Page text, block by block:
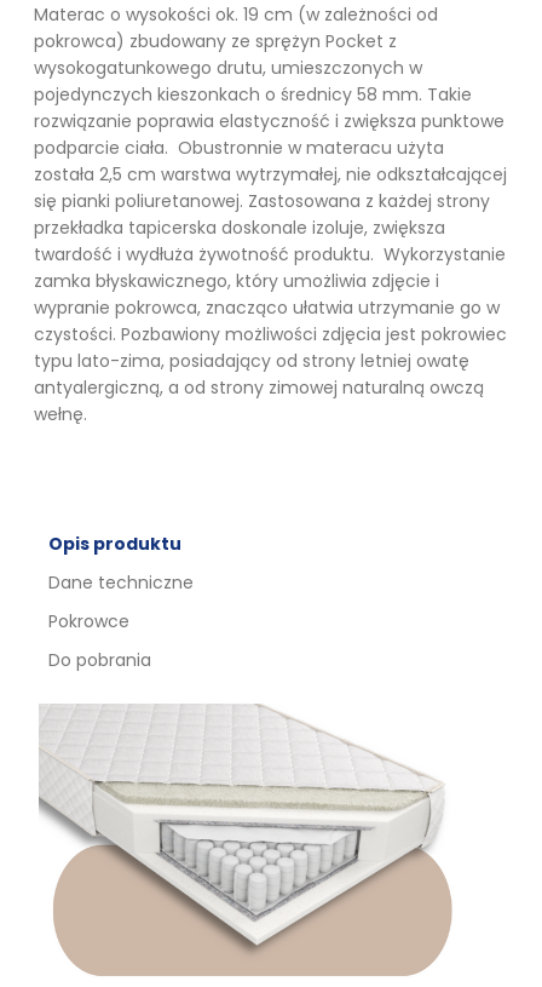
Materac o wysokości ok. 19 cm (w zależności od
pokrowca) zbudowany ze sprężyn Pocket z
wysokogatunkowego drutu, umieszczonych w
pojedynczych kieszonkach o średnicy 58 mm. Takie
rozwiązanie poprawia elastyczność i zwiększa punktowe
podparcie ciała. Obustronnie w materacu użyta
została 2,5 cm warstwa wytrzymałej, nie odkształcającej
się pianki poliuretanowej. Zastosowana z każdej strony
przekładka tapicerska doskonale izoluje, zwiększa
twardość i wydłuża żywotność produktu. Wykorzystanie
zamka błyskawicznego, który umożliwia zdjęcie i
wypranie pokrowca, znacząco ułatwia utrzymanie go w
czystości. Pozbawiony możliwości zdjęcia jest pokrowiec
typu lato-zima, posiadający od strony letniej owatę
antyalergiczną, a od strony zimowej naturalną owczą
wełnę.
Opis produktu
Dane techniczne
Pokrowce
Do pobrania